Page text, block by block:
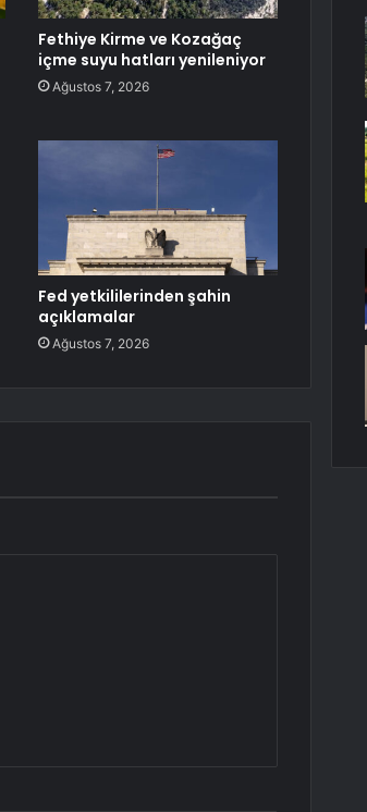
Fethiye Kirme ve Kozağaç
içme suyu hatları yenileniyor
Ağustos 7, 2026
Fed yetkililerinden şahin
açıklamalar
Ağustos 7, 2026